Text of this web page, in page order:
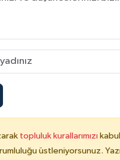
topluluk kurallarımızı
üstleniyorsunuz.